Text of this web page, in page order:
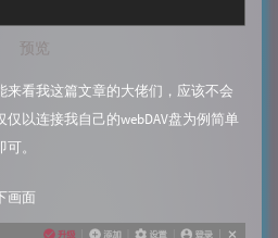
预览
看我这篇文章的大佬们，应该不会
以连接我自己的webDAV盘为例简单
。
画面